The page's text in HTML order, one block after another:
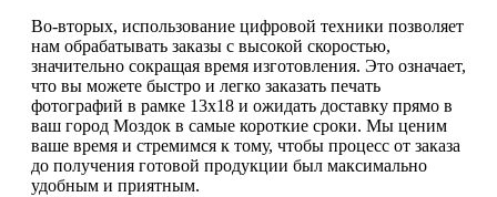
Во-вторых, использование цифровой техники позволяет
нам обрабатывать заказы с высокой скоростью,
значительно сокращая время изготовления. Это означает,
что вы можете быстро и легко заказать печать
фотографий в рамке 13х18 и ожидать доставку прямо в
ваш город Моздок в самые короткие сроки. Мы ценим
ваше время и стремимся к тому, чтобы процесс от заказа
до получения готовой продукции был максимально
удобным и приятным.